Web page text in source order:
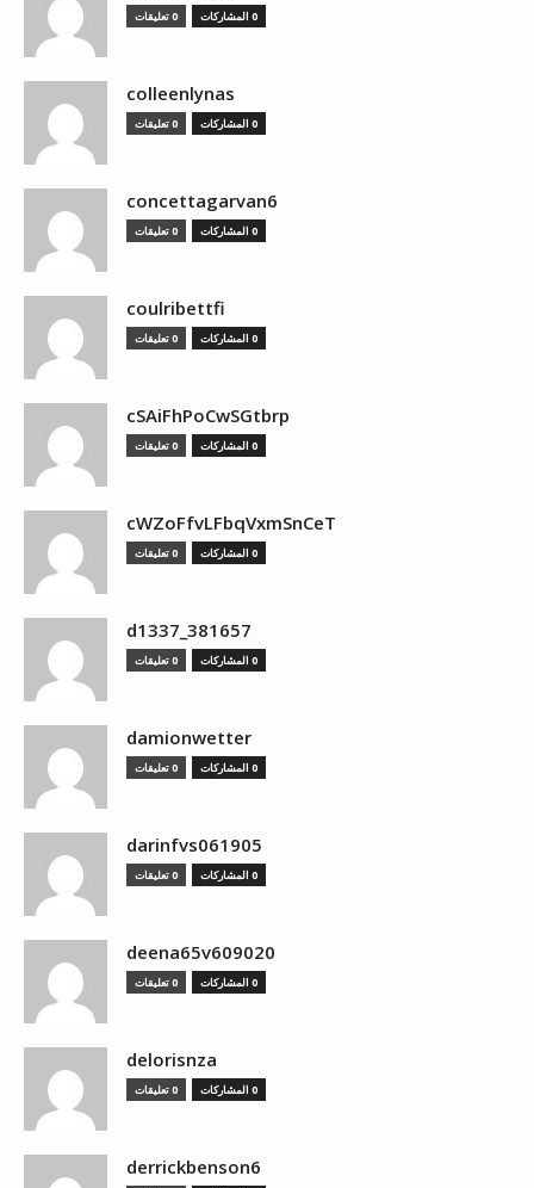
0 المشاركات 0 تعليقات
colleenlynas
0 المشاركات 0 تعليقات
concettagarvan6
0 المشاركات 0 تعليقات
coulribettfi
0 المشاركات 0 تعليقات
cSAiFhPoCwSGtbrp
0 المشاركات 0 تعليقات
cWZoFfvLFbqVxmSnCeT
0 المشاركات 0 تعليقات
d1337_381657
0 المشاركات 0 تعليقات
damionwetter
0 المشاركات 0 تعليقات
darinfvs061905
0 المشاركات 0 تعليقات
deena65v609020
0 المشاركات 0 تعليقات
delorisnza
0 المشاركات 0 تعليقات
derrickbenson6